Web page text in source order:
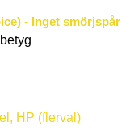
- Inget smörjspår